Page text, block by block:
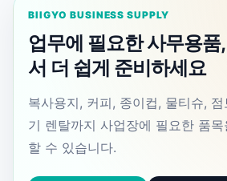
BIIGYO BUSINESS SUPPLY
업무에 필요한 사무용품
서 더 쉽게 준비하세요
복사용지, 커피, 종이컵, 물티슈,
기 렌탈까지 사업장에 필요한 품
할 수 있습니다.